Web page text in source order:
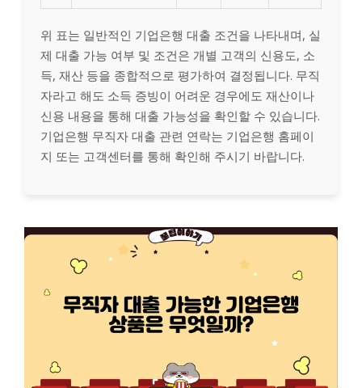
위 표는 일반적인 기업은행 대출 조건을 나타내며, 실
제 대출 가능 여부 및 조건은 개별 고객의 신용도, 소
득, 재산 등을 종합적으로 평가하여 결정됩니다. 무직
자라고 해도 소득 증빙이 어려운 경우에도 재산이나
신용 내용을 통해 대출 가능성을 확인할 수 있습니다.
기업은행 무직자 대출 관련 연락는 기업은행 홈페이
지 또는 고객센터를 통해 확인해 주시기 바랍니다.